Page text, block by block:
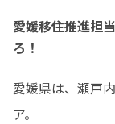
愛媛移住推進担
ろ！
愛媛県は、瀬戸
ア。